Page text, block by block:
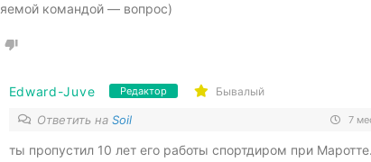
командой — вопрос)
Edward-Juve Редактор Бывалый
Ответить на Soil 7
ты пропустил 10 лет его работы спортдиром при